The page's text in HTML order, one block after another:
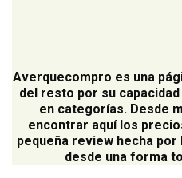
Averquecompro es una
del resto por su
en categorías. Desde
encontrar aquí los
pequeña review hecha
desde una forma